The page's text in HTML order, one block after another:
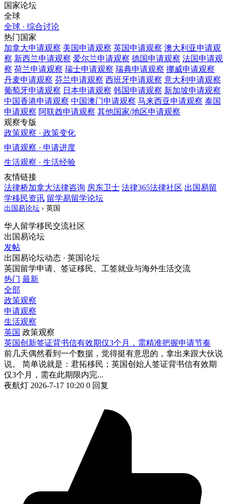
国家论坛
全球
全球 · 综合讨论
热门国家
加拿大申请观察 美国申请观察 英国申请观察 澳大利亚申请观
察 新西兰申请观察 爱尔兰申请观察 德国申请观察 法国申请观
察 荷兰申请观察 瑞士申请观察 瑞典申请观察 挪威申请观察
丹麦申请观察 芬兰申请观察 西班牙申请观察 意大利 申请观察
葡萄牙申请观察 日本申请观察 韩国申请观察 新加坡申请观察
中国香港申请观察 中国澳门申请观察 马来西亚申请观察 泰国
申请观察 阿联酋申请观察 其他国家/地区申请观察
观察专版
政策观察 · 政策变化
申请观察 · 申请进度
生活观察 · 生活经验
友情链接
法律桥加拿大法律咨询 房东卫士 法律365法律社区 出国易留
学移民资讯 留学易留学论坛
出国易论坛 › 英国
华人留学移民交流社区
出国易论坛
发帖
出国易论坛动态 · 英国论坛
英国留学申请、签证移民、工签就业与海外生活交流
热门 最新
全部
政策观察
申请观察
生活观察
英国 政策观察
英国创新签证背书信有效期仅3个月，需精准把握申请节奏
前几天偶然看到一个数据，觉得挺有意思的，拿出来跟大伙说
说。 简单说就是：君拓移民；英国创始人签证背书信有效期
仅3个月，需在此期限内完...
夜航灯 2026-7-17 10:20 0 回复